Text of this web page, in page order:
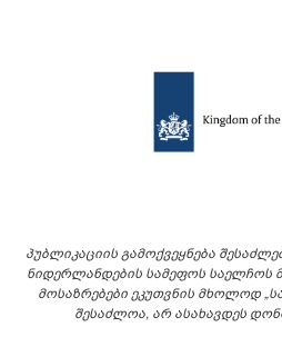
პუბლიკაციის გამოქვეყნება
ნიდერლანდების სამეფოს საელჩოს
მოსაზრებები ეკუთვნის მხოლოდ
შესაძლოა, არ ასახავდეს